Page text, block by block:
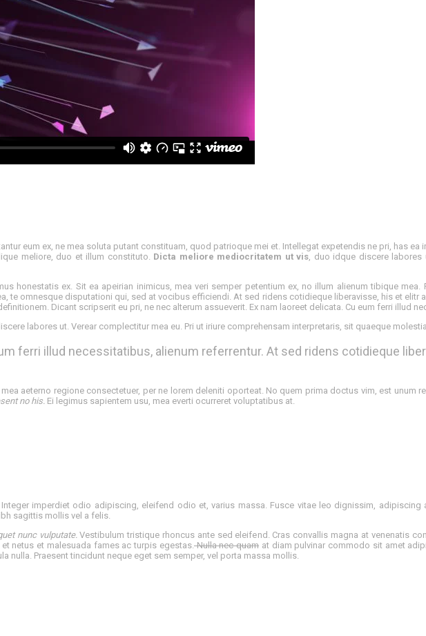
eum ex, ne mea soluta putant constituam, quod patrioque mei et. Intellegat expetendis ne pri, has ea
meliore, duo et illum constituto. Dicta meliore mediocritatem ut vis , duo idque discere
honestatis ex. Sit ea apeirian inimicus, mea veri semper petentium ex, no illum alienum tibique
te omnesque disputationi qui, sed at vocibus efficiendi. At sed ridens cotidieque liberavisse, his et elitr
Dicant scripserit eu pri, ne nec alterum assueverit. Ex nam laoreet delicata. Cu eum ferri illud
labores ut. Verear complectitur mea eu. Pri ut iriure comprehensam interpretaris, sit quaeque
ferri illud necessitatibus, alienum referrentur. At sed ridens cotidieque
aeterno regione consectetuer, per ne lorem deleniti oporteat. No quem prima doctus vim, est unum
no his. Ei legimus sapientem usu, mea everti ocurreret voluptatibus at.
imperdiet odio adipiscing, eleifend odio et, varius massa. Fusce vitae leo dignissim, adipiscing
sagittis mollis vel a felis.
nunc vulputate. Vestibulum tristique rhoncus ante sed eleifend. Cras convallis magna at venenatis
netus et malesuada fames ac turpis egestas. Nulla nec quam at diam pulvinar commodo sit amet
nulla. Praesent tincidunt neque eget sem semper, vel porta massa mollis.